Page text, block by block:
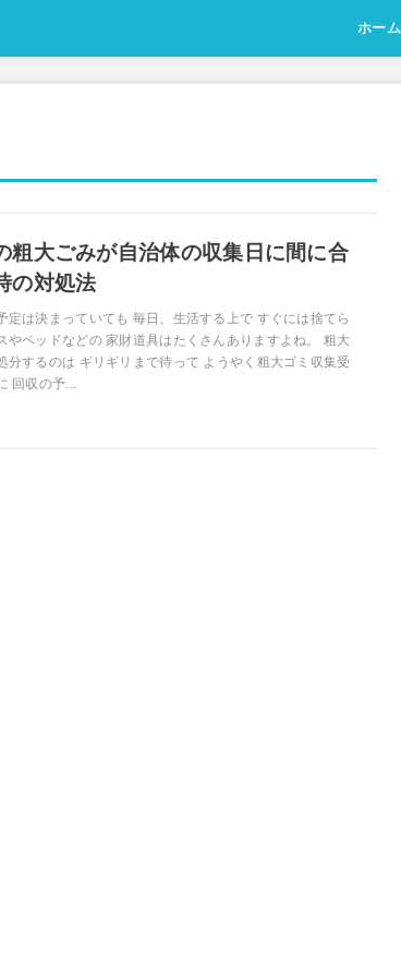
ホーム
粗大ごみが自治体の収集日に間に合
の対処法
定は決まっていても 毎日、生活する上で すぐには捨てら
やベッドなどの 家財道具はたくさんありますよね。 粗大
分するのは ギリギリまで待って ようやく粗大ゴミ収集受
回収の予...